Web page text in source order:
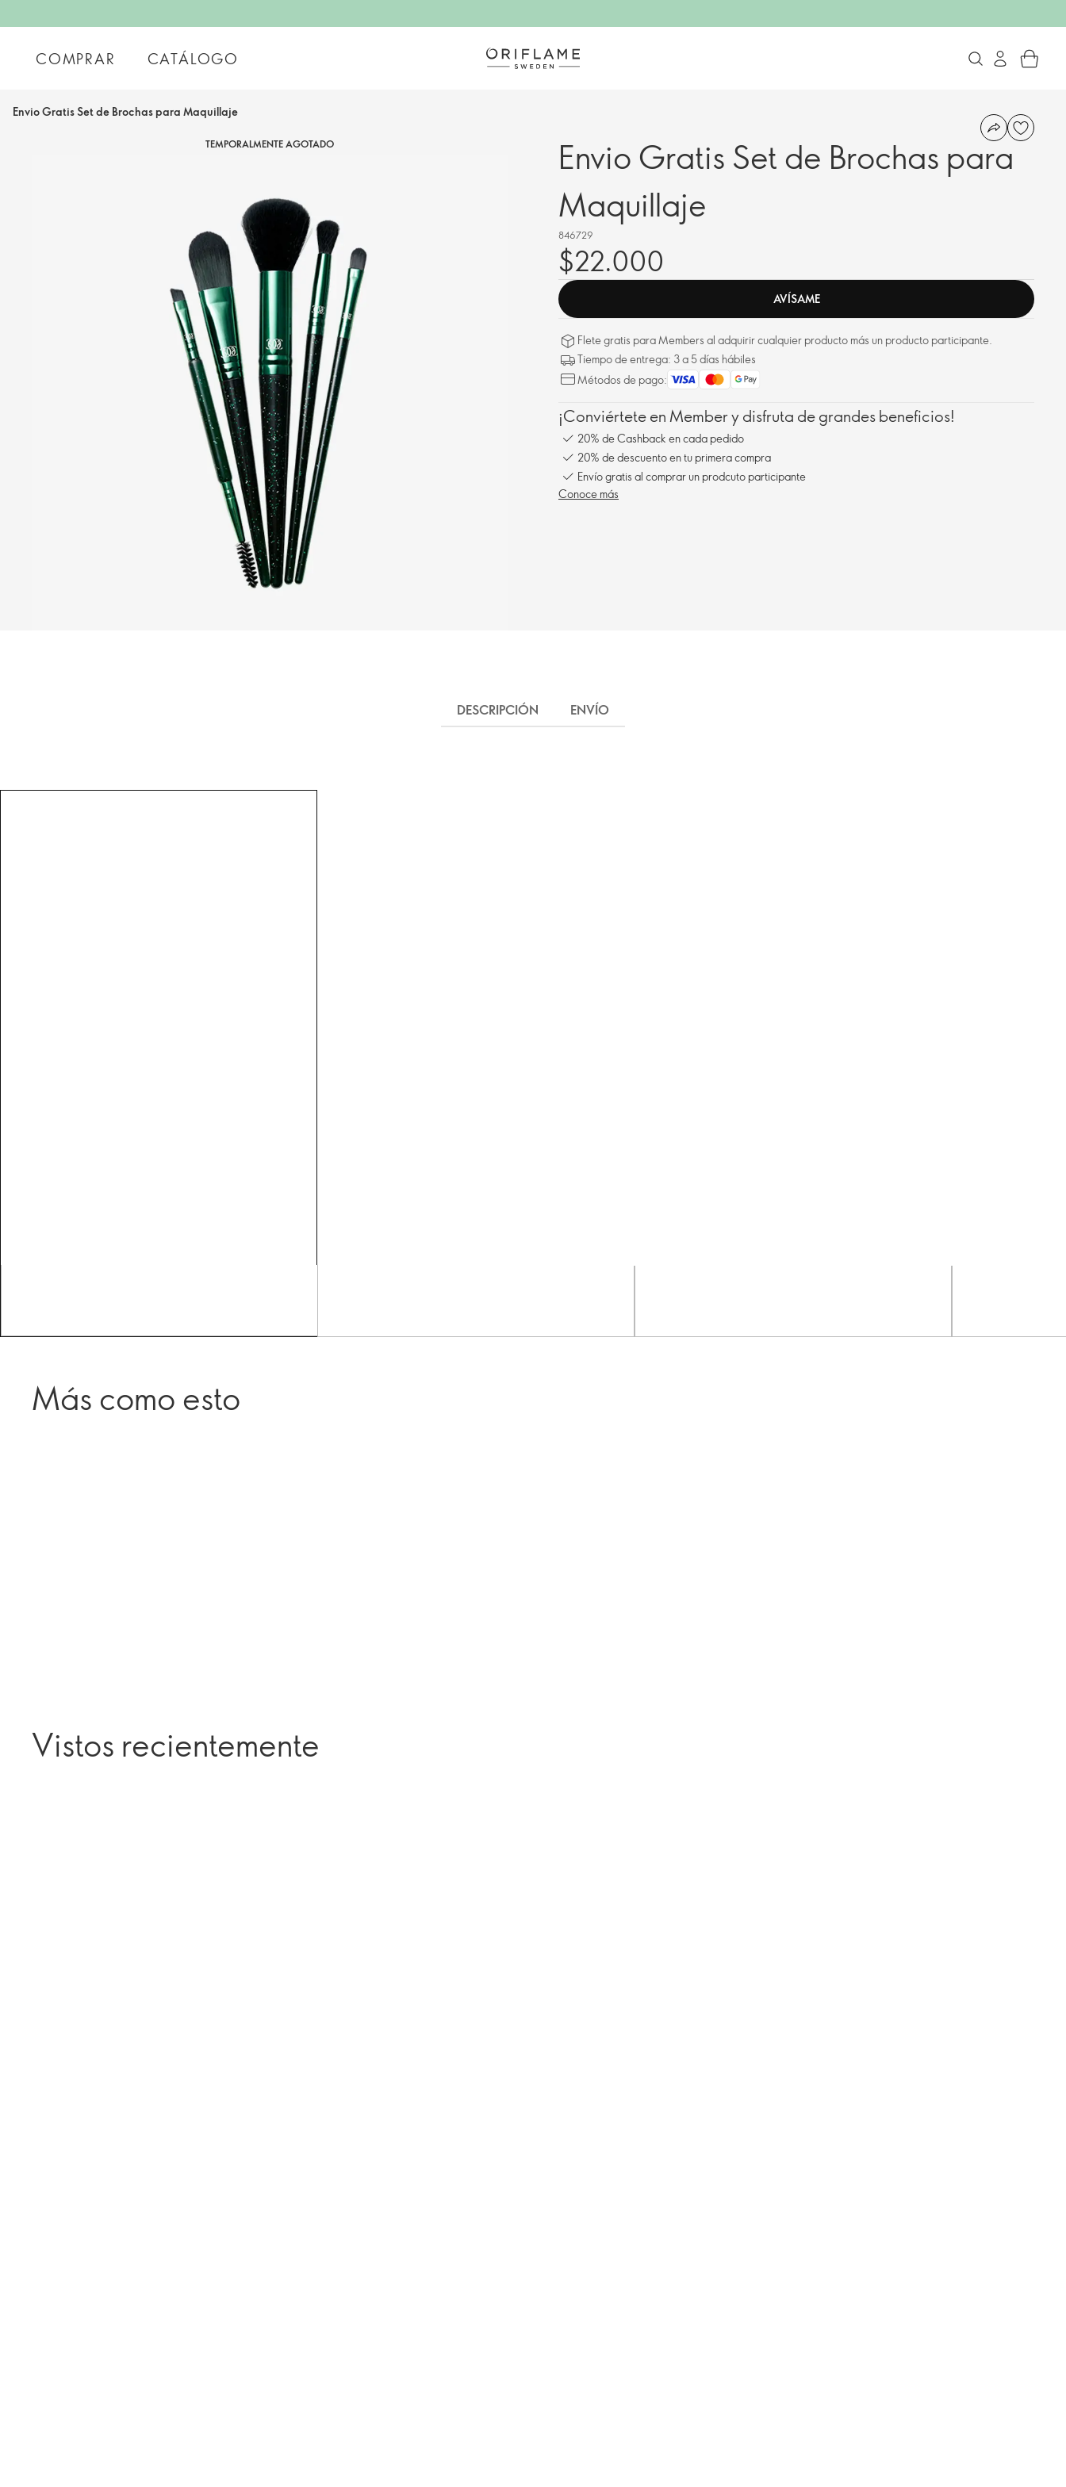
COMPRAR CATÁLOGO
Envio Gratis Set de Brochas para Maquillaje
TEMPORALMENTE AGOTADO
Envio Gratis Set de Brochas para
Maquillaje
846729
$22.000
AVÍSAME
Flete gratis para Members al adquirir cualquier producto más un producto participante.
Tiempo de entrega: 3 a 5 días hábiles
Métodos de pago:
¡Conviértete en Member y disfruta de grandes beneficios!
20% de Cashback en cada pedido
20% de descuento en tu primera compra
Envío gratis al comprar un prodcuto participante
Conoce más
DESCRIPCIÓN ENVÍO
Más como esto
Vistos recientemente